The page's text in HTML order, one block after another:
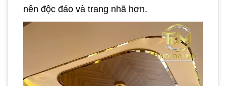
nên độc đáo và trang nhã hơn.